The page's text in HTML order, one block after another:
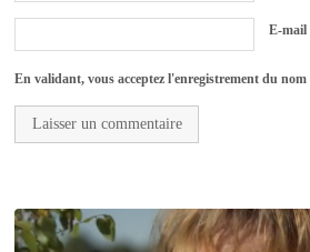
E-mail
En validant, vous acceptez l'enregistrement du nom